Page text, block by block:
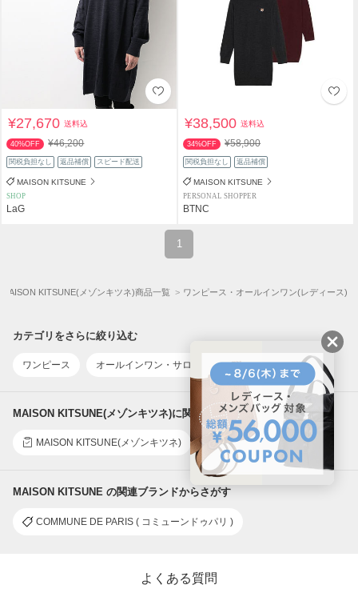
¥27,670送料込
40%OFF ¥46,200
関税負担なし 返品補償 スピード配送
MAISON KITSUNE
SHOP
LaG
¥38,500送料込
34%OFF ¥58,900
関税負担なし 返品補償
MAISON KITSUNE
PERSONAL SHOPPER
BTNC
1
MAISON KITSUNE(メゾンキツネ)商品一覧 ワンピース・オールインワン(レディース)
カテゴリをさらに絞り込む
ワンピース オールインワン・サロペット ワンピースその他
MAISON KITSUNE(メゾンキツネ)に関連するレビュー・口コミ
MAISON KITSUNE(メゾンキツネ)
MAISON KITSUNE の関連ブランドからさがす
COMMUNE DE PARIS ( コミューンドゥパリ )
よくある質問